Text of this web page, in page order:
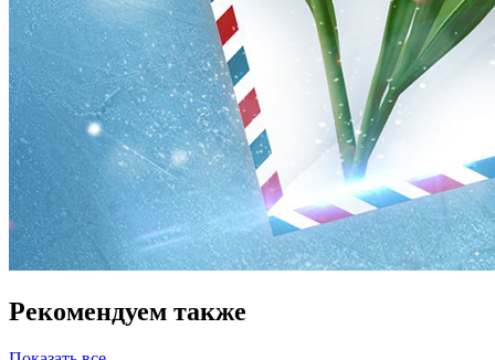
Рекомендуем также